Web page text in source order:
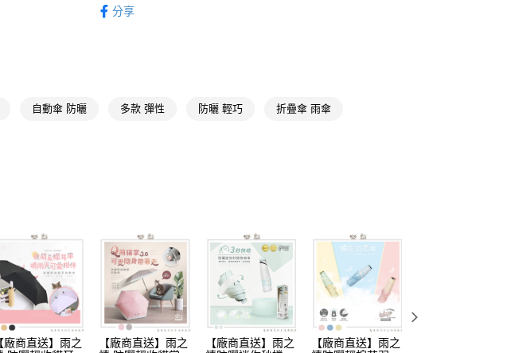
【關於「AFTEE先享後付」】
【「AFTEE先享後付」結帳流程】
※ 交易是否成功請以「AFTEE先享後付 」之結帳頁面顯示為準，若有關於
是否繳費成功／繳費後需取消欲退款等相關疑問，請聯繫「AFTEE先享後
付客戶支援中心」https://netprotections.freshdesk.com/support/home
【注意事項】
１．透過由恩沛科技股份有限公司提供之「AFTEE先享後付」服務完成之
交易，需依本服務之必要範圍內提供個人資料，並將交易相關給付款項請
求債權轉讓予恩沛科技股份有限公司。
分享
自動傘 防曬 多款 彈性 防曬 輕巧 折疊傘 雨傘
廠商直送】雨之
【廠商直送】雨之
【廠商直送】雨之
【廠商直送】雨之